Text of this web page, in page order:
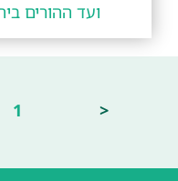
ועד ההורים
<
1